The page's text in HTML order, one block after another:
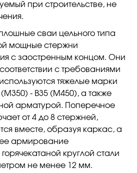
при строительстве, не
сваи цельного типа
мощные стержни
с заостренным концом. Они
с требованиями
тяжелые марки
- В35 (М450), а также
арматурой. Поперечное
от 4 до 8 стержней,
вместе, образуя каркас, а
армирование
горячекатаной круглой стали
не менее 12 мм.